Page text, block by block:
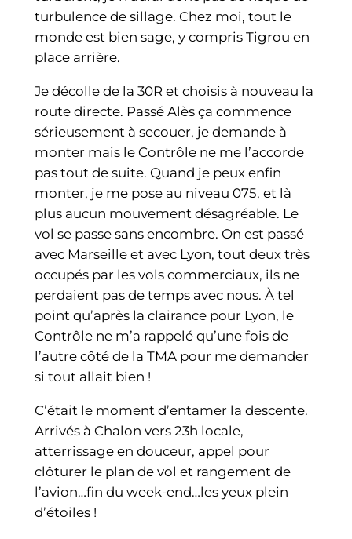
turbulence de sillage. Chez moi, tout le
monde est bien sage, y compris Tigrou en
place arrière.
Je décolle de la 30R et choisis à nouveau la
route directe. Passé Alès ça commence
sérieusement à secouer, je demande à
monter mais le Contrôle ne me l’accorde
pas tout de suite. Quand je peux enfin
monter, je me pose au niveau 075, et là
plus aucun mouvement désagréable. Le
vol se passe sans encombre. On est passé
avec Marseille et avec Lyon, tout deux très
occupés par les vols commerciaux, ils ne
perdaient pas de temps avec nous. À tel
point qu’après la clairance pour Lyon, le
Contrôle ne m’a rappelé qu’une fois de
l’autre côté de la TMA pour me demander
si tout allait bien !
C’était le moment d’entamer la descente.
Arrivés à Chalon vers 23h locale,
atterrissage en douceur, appel pour
clôturer le plan de vol et rangement de
l’avion…fin du week-end…les yeux plein
d’étoiles !